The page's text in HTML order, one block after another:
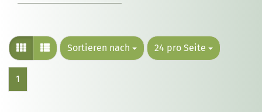
Sortieren nach 24 pro Seite
1